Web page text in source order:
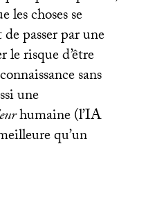
les choses se
passer par une
risque d’être
sans
une
humaine (l’IA
qu’un